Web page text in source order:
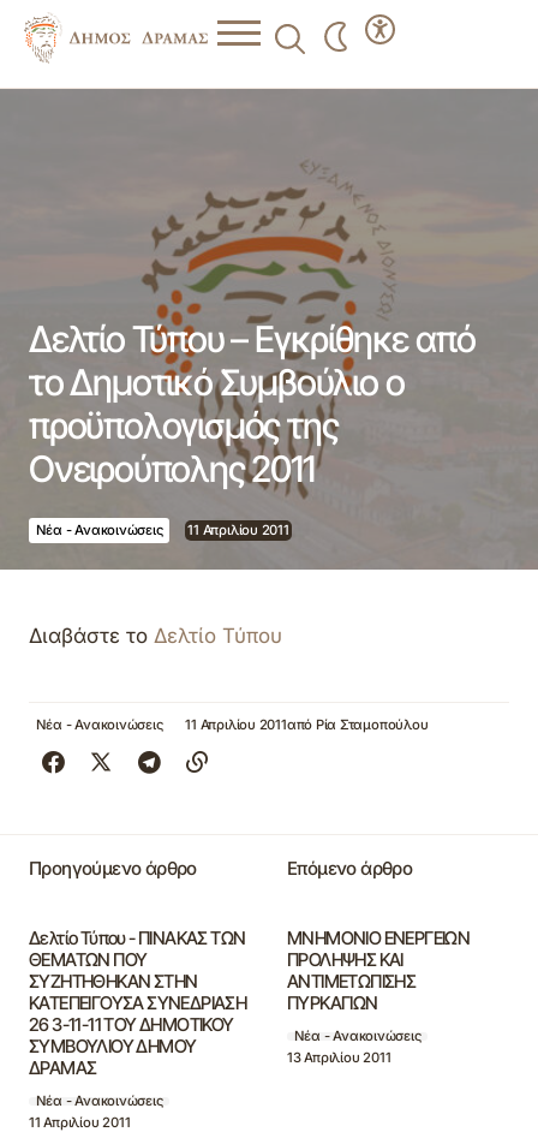
Δελτίο Τύπου – Εγκρίθηκε από
το Δημοτικό Συμβούλιο ο
προϋπολογισμός της
Ονειρούπολης 2011
Νέα - Ανακοινώσεις 11 Απριλίου 2011
Διαβάστε το Δελτίο Τύπου
Νέα - Ανακοινώσεις 11 Απριλίου 2011από Ρία Σταμοπούλου
Προηγούμενο άρθρο
Δελτίο Τύπου - ΠΙΝΑΚΑΣ ΤΩΝ
ΘΕΜΑΤΩΝ ΠΟΥ
ΣΥΖΗΤΗΘΗΚΑΝ ΣΤΗΝ
ΚΑΤΕΠΕΙΓΟΥΣΑ ΣΥΝΕΔΡΙΑΣΗ
26 3-11-11 ΤΟΥ ΔΗΜΟΤΙΚΟΥ
ΣΥΜΒΟΥΛΙΟΥ ΔΗΜΟΥ
ΔΡΑΜΑΣ
Νέα - Ανακοινώσεις
11 Απριλίου 2011
Επόμενο άρθρο
ΜΝΗΜΟΝΙΟ ΕΝΕΡΓΕΙΩΝ
ΠΡΟΛΗΨΗΣ ΚΑΙ
ΑΝΤΙΜΕΤΩΠΙΣΗΣ
ΠΥΡΚΑΓΙΩΝ
Νέα - Ανακοινώσεις
13 Απριλίου 2011